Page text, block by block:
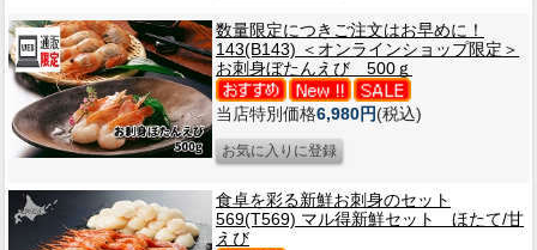
数量限定につきご注文はお早めに！
143(B143) ＜オンラインショップ限定＞
お刺身ぼたんえび 500ｇ
当店特別価格6,980円(税込)
食卓を彩る新鮮お刺身のセット
569(T569) マル得新鮮セット ほたて/甘
えび